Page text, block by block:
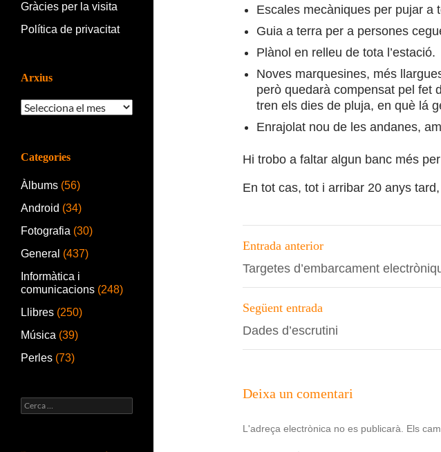
Escales mecàniques per pujar a
Guia a terra per a persones
Plànol en relleu de tota l’estació.
Noves marquesines, més
però quedarà compensat pel fet
tren els dies de pluja, en què lá
Enrajolat nou de les andanes,
Hi trobo a faltar algun banc més
En tot cas, tot i arribar 20 anys
Navegació
per
les
entrades
Entrada anterior
Targetes d’embarcament
Següent entrada
Dades d’escrutini
Deixa un comentari
L'adreça electrònica no es publicarà. Els
Gràcies per la visita
Política de privacitat
Arxius
Arxius
Categories
Àlbums (56)
Android (34)
Fotografia (30)
General (437)
Informàtica i
comunicacions (248)
Llibres (250)
Música (39)
Perles (73)
Cerca: